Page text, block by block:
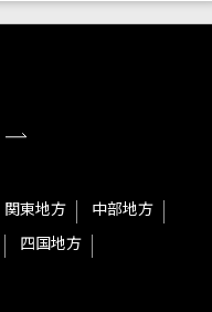
関東地方
中部地方
四国地方